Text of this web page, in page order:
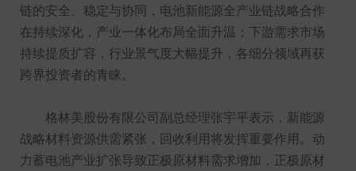
链的安全、稳定与协同，电池新能源全产业链战略合作
在持续深化，产业一体化布局全面升温；下游需求市场
持续提质扩容，行业景气度大幅提升，各细分领域再获
跨界投资者的青睐。
格林美股份有限公司副总经理张宇平表示，新能源
战略材料资源供需紧张，回收利用将发挥重要作用。动
力蓄电池产业扩张导致正极原材料需求增加，正极原材